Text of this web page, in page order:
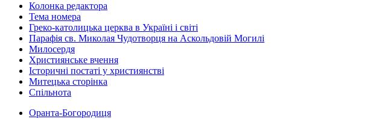
Колонка редактора
Тема номера
Греко-католицька церква в Україні і світі
Парафія св. Миколая Чудотворця на Аскольдовій Могилі
Милосердя
Християнське вчення
Історичні постаті у християнстві
Митецька сторінка
Спільнота
Оранта-Богородиця